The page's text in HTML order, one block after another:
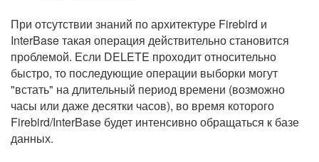
При отсутствии знаний по архитектуре Firebird и
InterBase такая операция действительно становится
проблемой. Если DELETE проходит относительно
быстро, то последующие операции выборки могут
"встать" на длительный период времени (возможно
часы или даже десятки часов), во время которого
Firebird/InterBase будет интенсивно обращаться к базе
данных.